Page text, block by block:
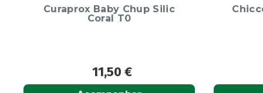
Chicco Tigela com tampa
Rosa 6M+
14,20€